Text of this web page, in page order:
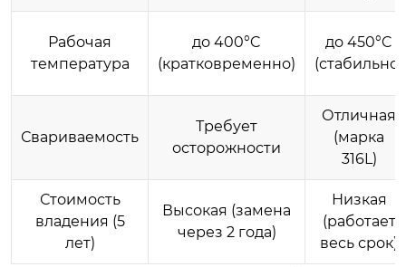
Рабочая
температура
до 400°C
(кратковременно)
до 450°C
(стабильно)
Свариваемость
Требует
осторожности
Отличная
(марка
316L)
Стоимость
владения (5
лет)
Высокая (замена
через 2 года)
Низкая
(работает
весь срок)